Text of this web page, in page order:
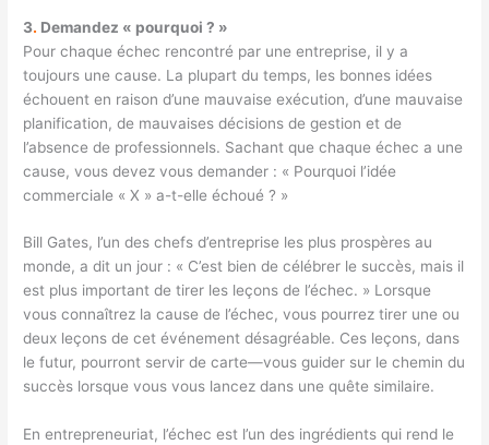
3. Demandez « pourquoi ? »
Pour chaque échec rencontré par une entreprise, il y a
toujours une cause. La plupart du temps, les bonnes idées
échouent en raison d’une mauvaise exécution, d’une mauvaise
planification, de mauvaises décisions de gestion et de
l’absence de professionnels. Sachant que chaque échec a une
cause, vous devez vous demander : « Pourquoi l’idée
commerciale « X » a-t-elle échoué ? »
Bill Gates, l’un des chefs d’entreprise les plus prospères au
monde, a dit un jour : « C’est bien de célébrer le succès, mais il
est plus important de tirer les leçons de l’échec. » Lorsque
vous connaîtrez la cause de l’échec, vous pourrez tirer une ou
deux leçons de cet événement désagréable. Ces leçons, dans
le futur, pourront servir de carte—vous guider sur le chemin du
succès lorsque vous vous lancez dans une quête similaire.
En entrepreneuriat, l’échec est l’un des ingrédients qui rend le